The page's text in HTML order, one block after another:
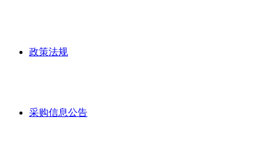
政策法规
采购信息公告